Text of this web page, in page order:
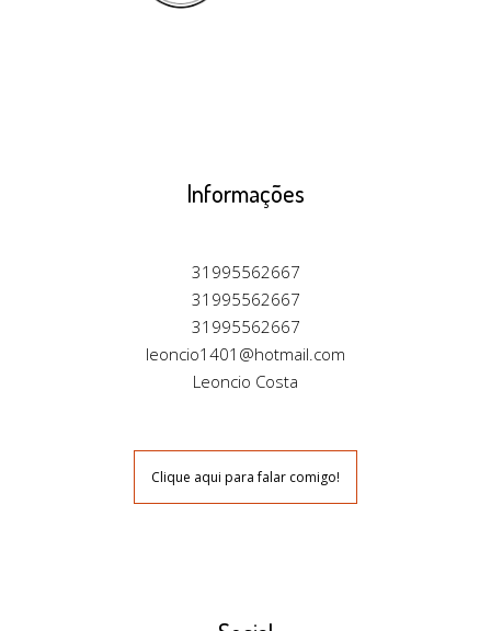
Informações
31995562667
31995562667
31995562667
leoncio1401@hotmail.com
Leoncio Costa
Clique aqui para falar comigo!